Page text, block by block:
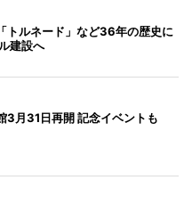
トルネード」など36年の歴史に
建設へ
3月31日再開 記念イベントも